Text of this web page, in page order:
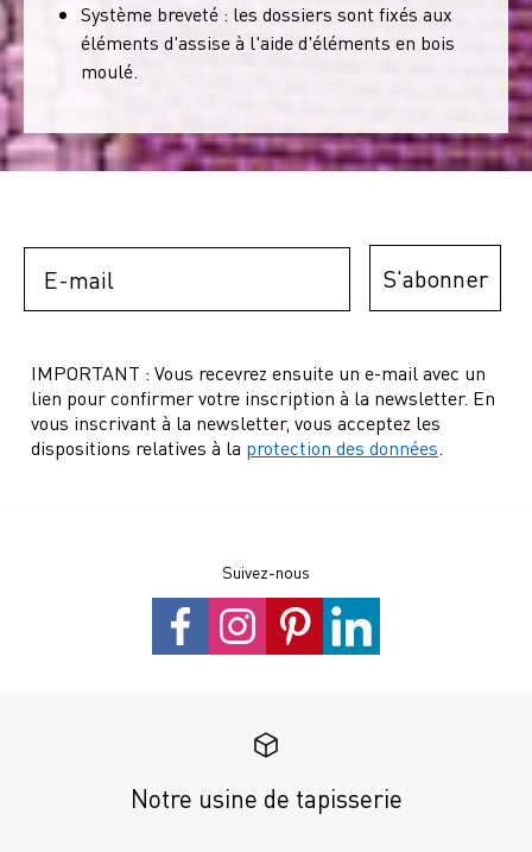
Système breveté : les dossiers sont fixés aux
éléments d'assise à l'aide d'éléments en bois
moulé.
S'abonner
IMPORTANT : Vous recevrez ensuite un e-mail avec un
lien pour confirmer votre inscription à la newsletter. En
vous inscrivant à la newsletter, vous acceptez les
dispositions relatives à la protection des données
Suivez-nous
Notre usine de tapisserie